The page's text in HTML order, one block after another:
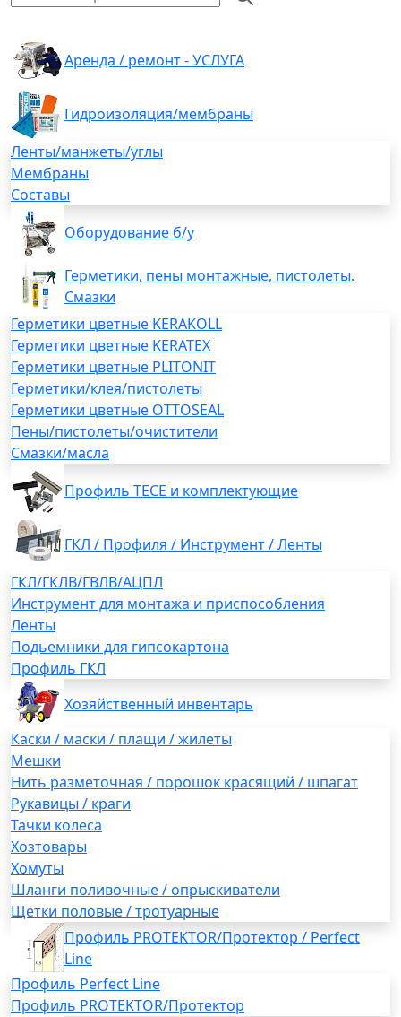
Аренда / ремонт - УСЛУГА
Гидроизоляция/мембраны
Ленты/манжеты/углы
Мембраны
Составы
Оборудование б/у
Герметики, пены монтажные, пистолеты.
Смазки
Герметики цветные KERAKOLL
Герметики цветные KERATEX
Герметики цветные PLITONIT
Герметики/клея/пистолеты
Герметики цветные OTTOSEAL
Пены/пистолеты/очистители
Смазки/масла
Профиль TECE и комплектующие
ГКЛ / Профиля / Инструмент / Ленты
ГКЛ/ГКЛВ/ГВЛВ/АЦПЛ
Инструмент для монтажа и приспособления
Ленты
Подьемники для гипсокартона
Профиль ГКЛ
Хозяйственный инвентарь
Каски / маски / плащи / жилеты
Мешки
Нить разметочная / порошок красящий / шпагат
Рукавицы / краги
Тачки колеса
Хозтовары
Хомуты
Шланги поливочные / опрыскиватели
Щетки половые / тротуарные
Профиль PROTEKTOR/Протектор / Perfect
Line
Профиль Perfect Line
Профиль PROTEKTOR/Протектор